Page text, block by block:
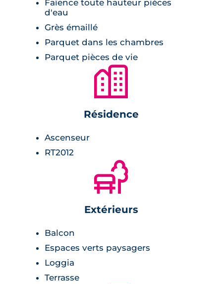
les portes palières renforcent la sécurité.
Faïence toute hauteur pièces
d'eau
Grès émaillé
Parquet dans les chambres
Parquet pièces de vie
🏙
Résidence
Ascenseur
RT2012
🌲
Extérieurs
Balcon
Espaces verts paysagers
Loggia
Terrasse